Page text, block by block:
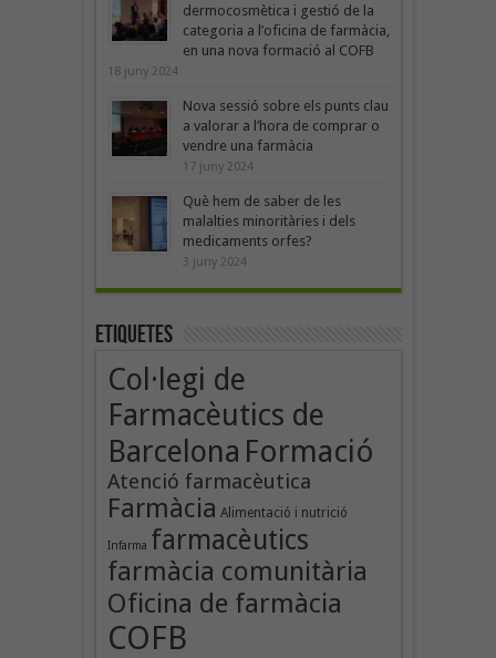
dermocosmètica i gestió de la
categoria a l’oficina de farmàcia,
en una nova formació al COFB
18 juny 2024
Nova sessió sobre els punts clau
a valorar a l’hora de comprar o
vendre una farmàcia
17 juny 2024
Què hem de saber de les
malalties minoritàries i dels
medicaments orfes?
3 juny 2024
Etiquetes
Col·legi de
Farmacèutics de
Barcelona Formació
Atenció farmacèutica
Farmàcia Alimentació i nutrició
Infarma farmacèutics
farmàcia comunitària
Oficina de farmàcia
COFB